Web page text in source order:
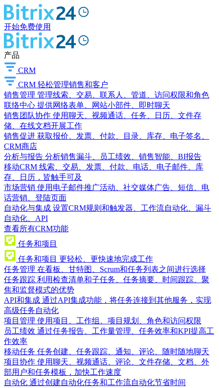
开始免费使用
产品
CRM
CRM 轻松管理销售和客户
销售管理 管理线索、交易、联系人、管道、访问权限和角色
联络中心 提供网络表单、网站小部件、即时聊天
销售团队协作 使用聊天、视频通话、任务、日历、文件存
储、在线文档开展工作
销售促进 获取报价、发票、付款、目录、库存、电子签名、
CRM商店
分析与报告 分析销售漏斗、员工绩效、销售智能、BI报告
移动CRM 线索、交易、发票、付款、电话、电子邮件、库
存、日历，皆触手可及
市场营销 使用电子邮件推广活动、社交媒体广告、短信、电
话营销、登陆页面
自动化与集成 设置CRM规则和触发器、工作流自动化、漏斗
自动化、API
查看所有CRM功能
任务和项目
任务和项目 更轻松、更快速地完成工作
任务管理 在看板、甘特图、Scrum和任务列表之间进行选择
任务跟踪 利用检查清单和子任务、任务摘要、时间跟踪、聚
焦和监督模式的优势
API和集成 通过API集成功能，将任务连接到其他服务，实现
高级任务自动化
项目管理 使用项目、工作组、项目规划、角色和访问权限
员工绩效 通过任务报告、工作量管理、任务效率和KPI提高工
作效率
移动任务 任务创建、任务跟踪、通知、评论、随时随地聊天
项目协作 使用聊天、视频通话、评论、文件存储、文档、外
部用户和任务模板，加快工作速度
自动化 通过创建自动化任务和工作流自动化节省时间